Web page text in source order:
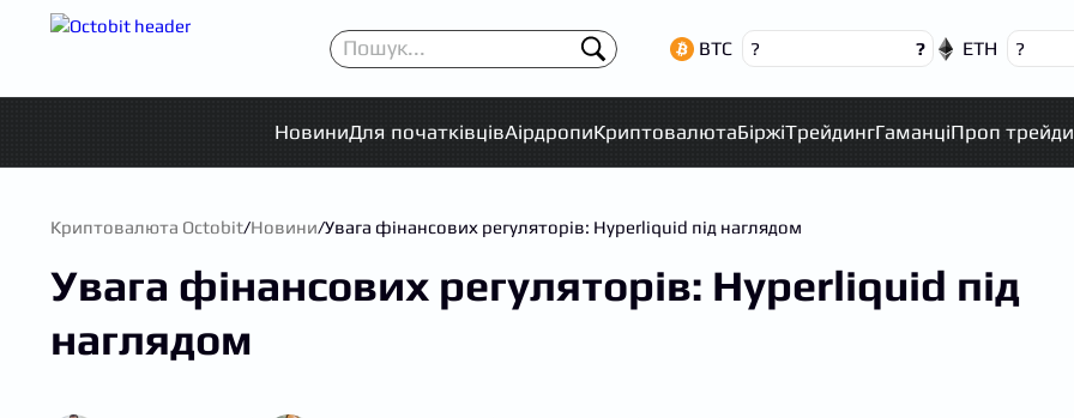
BTC ? ? ETH ?
НовиниДля початківцівАірдропиКриптовалютаБіржіТрейдингГаманціПроп
Криптовалюта Octobit/Новини/Увага фінансових регуляторів: Hyperliquid під наглядом
Увага фінансових регуляторів: Hyperliquid під
наглядом